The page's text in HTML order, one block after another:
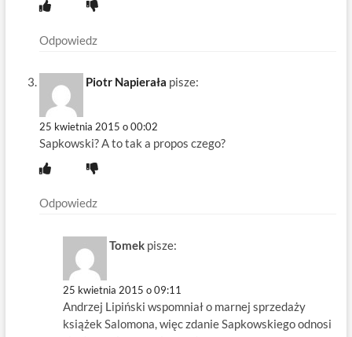
Odpowiedz
Piotr Napierała pisze:
25 kwietnia 2015 o 00:02
Sapkowski? A to tak a propos czego?
Odpowiedz
Tomek pisze:
25 kwietnia 2015 o 09:11
Andrzej Lipiński wspomniał o marnej sprzedaży
książek Salomona, więc zdanie Sapkowskiego odnosi